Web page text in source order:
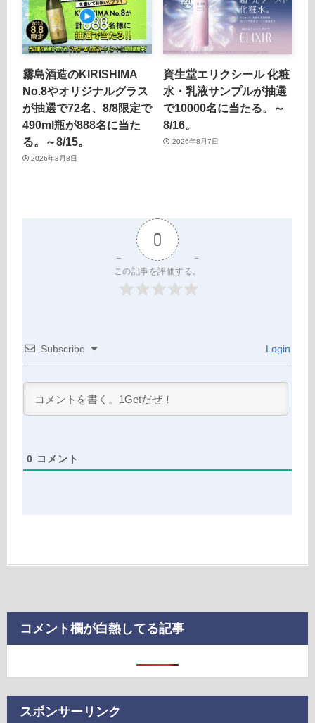
霧島酒造のKIRISHIMA
No.8やオリジナルグラス
が抽選で72名、8/8限定で
490ml瓶が888名に当た
る。～8/15。
2026年8月8日
資生堂エリクシール 化粧
水・乳液サンプルが抽選
で10000名に当たる。～
8/16。
2026年8月7日
0
この記事を評価する。
Subscribe Login
0 コメント
コメント欄が白熱してる記事
スポンサーリンク